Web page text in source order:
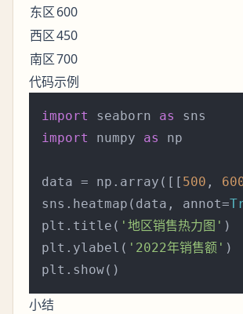
东区600
西区450
南区700
代码示例
import seaborn as
import
numpy as np
data = np.array([[ 500 ,
sns.heatmap(data, annot=
plt.title( '地区销售热力图' )
plt.ylabel( '2022年销售额' )
小结